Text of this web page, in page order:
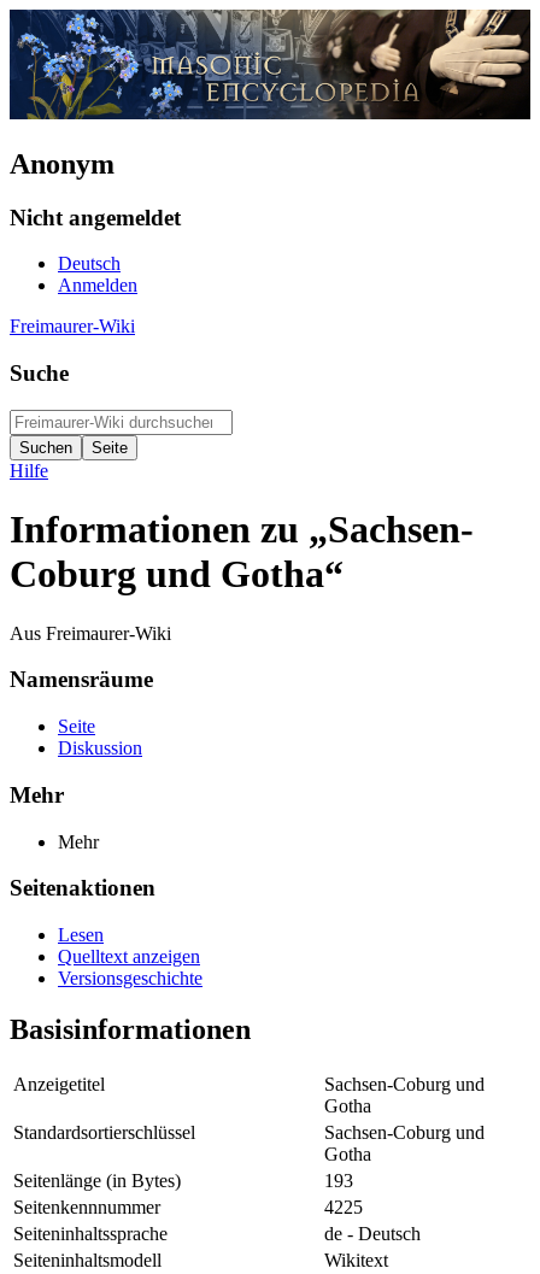
Anonym
Nicht angemeldet
Deutsch
Anmelden
Freimaurer-Wiki
Suche
Hilfe
Informationen zu „Sachsen-
Coburg und Gotha“
Aus Freimaurer-Wiki
Namensräume
Seite
Diskussion
Mehr
Mehr
Seitenaktionen
Lesen
Quelltext anzeigen
Versionsgeschichte
Basisinformationen
Anzeigetitel
Sachsen-Coburg und
Gotha
Standardsortierschlüssel
Sachsen-Coburg und
Gotha
Seitenlänge (in Bytes)
193
Seitenkennnummer
4225
Seiteninhaltssprache
de - Deutsch
Seiteninhaltsmodell
Wikitext